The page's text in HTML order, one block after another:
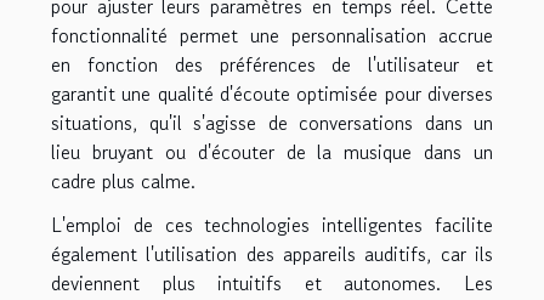
pour ajuster leurs paramètres en temps réel. Cette
fonctionnalité permet une personnalisation accrue
en fonction des préférences de l'utilisateur et
garantit une qualité d'écoute optimisée pour diverses
situations, qu'il s'agisse de conversations dans un
lieu bruyant ou d'écouter de la musique dans un
cadre plus calme.
L'emploi de ces technologies intelligentes facilite
également l'utilisation des appareils auditifs, car ils
deviennent plus intuitifs et autonomes. Les